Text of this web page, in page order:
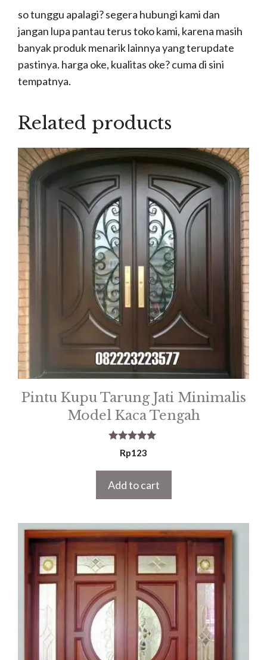
so tunggu apalagi? segera hubungi kami dan
jangan lupa pantau terus toko kami, karena masih
banyak produk menarik lainnya yang terupdate
pastinya. harga oke, kualitas oke? cuma di sini
tempatnya.
Related products
Pintu Kupu Tarung Jati Minimalis
Model Kaca Tengah
5.00
out of 5
Rp123
Add to cart